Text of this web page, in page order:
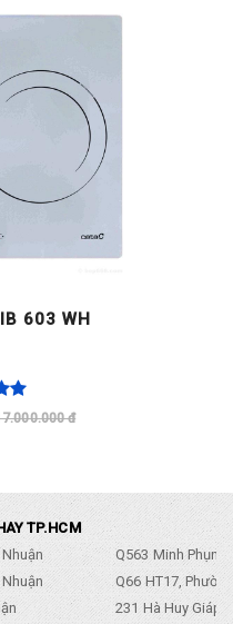
603 WH
đ
TP.HCM
Q563 Minh
Q66 HT17,
231 Hà Huy Giáp,